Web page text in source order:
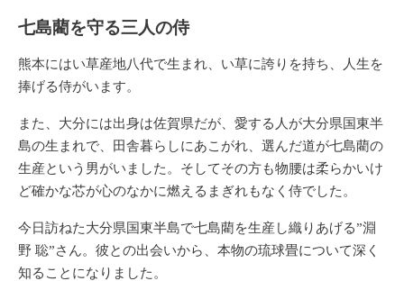
七島藺を守る三人の侍
熊本にはい草産地八代で生まれ、い草に誇りを持ち、人生を
捧げる侍がいます。
また、大分には出身は佐賀県だが、愛する人が大分県国東半
島の生まれで、田舎暮らしにあこがれ、選んだ道が七島藺の
生産という男がいました。そしてその方も物腰は柔らかいけ
ど確かな芯が心のなかに燃えるまぎれもなく侍でした。
今日訪ねた大分県国東半島で七島藺を生産し織りあげる”淵
野 聡”さん。彼との出会いから、本物の琉球畳について深く
知ることになりました。